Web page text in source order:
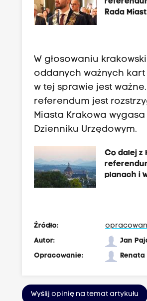
Rada
W głosowaniu
oddanych ważnych
w tej sprawie jest
referendum jest
Miasta Krakowa
Dzienniku Urzędowym.
Co dalej z
planach i
Źródło:
Autor:
Jan
Opracowanie:
Renata
Wyślij opinię na temat artykułu